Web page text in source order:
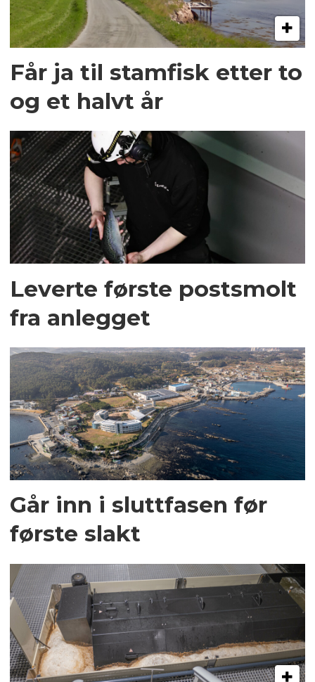
Får ja til stamfisk etter to
og et halvt år
Leverte første postsmolt
fra anlegget
Går inn i sluttfasen før
første slakt